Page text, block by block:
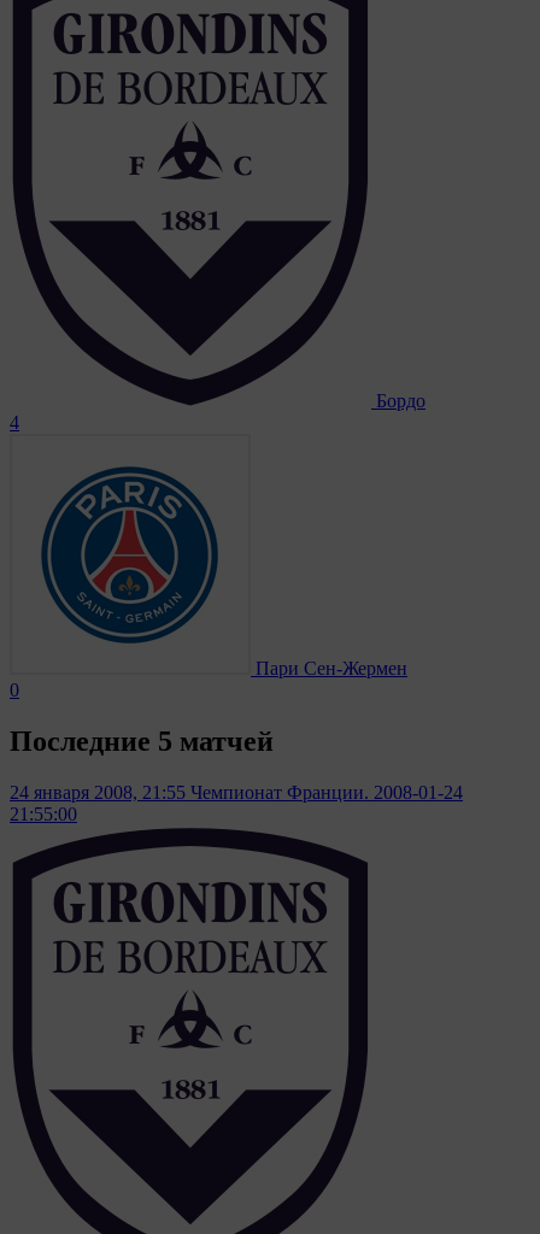
Бордо
4
Пари Сен-Жермен
0
Последние 5 матчей
24 января 2008, 21:55 Чемпионат Франции. 2008-01-24
21:55:00